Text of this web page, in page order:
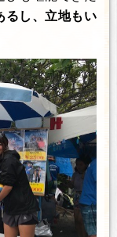
るし、立地もい